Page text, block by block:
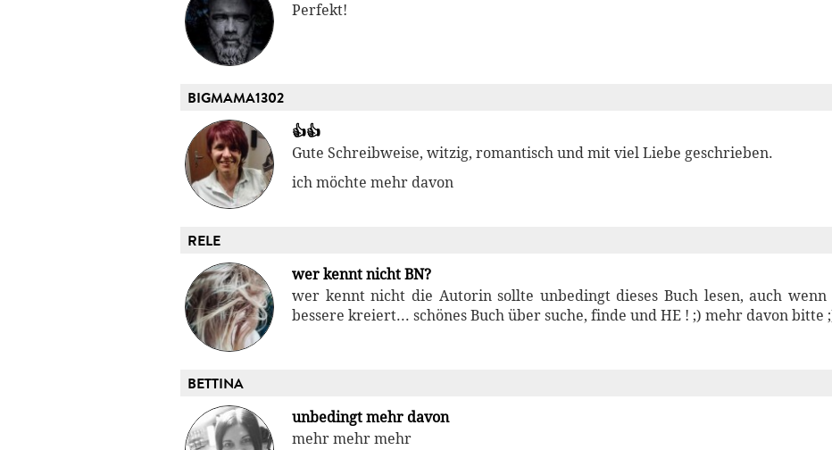
Perfekt!
BIGMAMA1302
👍👍
Gute Schreibweise, witzig, romantisch und mit viel Liebe geschrieben.
ich möchte mehr davon
RELE
wer kennt nicht BN?
wer kennt nicht die Autorin sollte unbedingt dieses Buch lesen, auch
bessere kreiert... schönes Buch über suche, finde und HE ! ;) mehr davon bitte
BETTINA
unbedingt mehr davon
mehr mehr mehr